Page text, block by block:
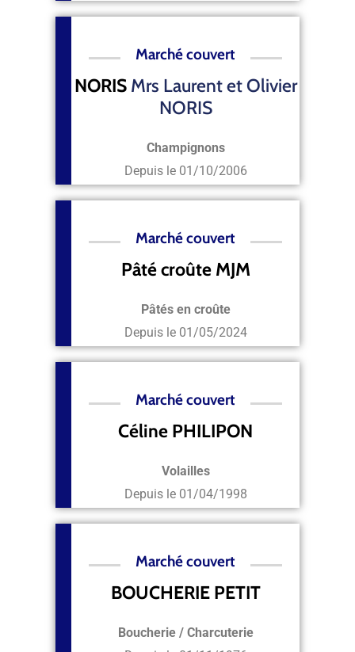
Marché couvert
NORISMrs Laurent et Olivier
NORIS
Champignons
Depuis le 01/10/2006
Marché couvert
Pâté croûte MJM
Pâtés en croûte
Depuis le 01/05/2024
Marché couvert
Céline PHILIPON
Volailles
Depuis le 01/04/1998
Marché couvert
BOUCHERIE PETIT
Boucherie / Charcuterie